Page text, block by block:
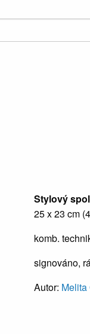
Stylový
25 x 23 cm
komb.
signováno,
Autor: Melita